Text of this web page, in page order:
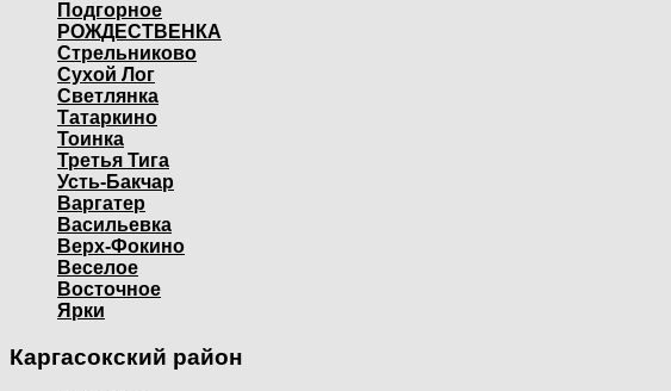
Подгорное
РОЖДЕСТВЕНКА
Стрельниково
Сухой Лог
Светлянка
Татаркино
Тоинка
Третья Тига
Усть-Бакчар
Варгатер
Васильевка
Верх-Фокино
Веселое
Восточное
Ярки
Каргасокский район